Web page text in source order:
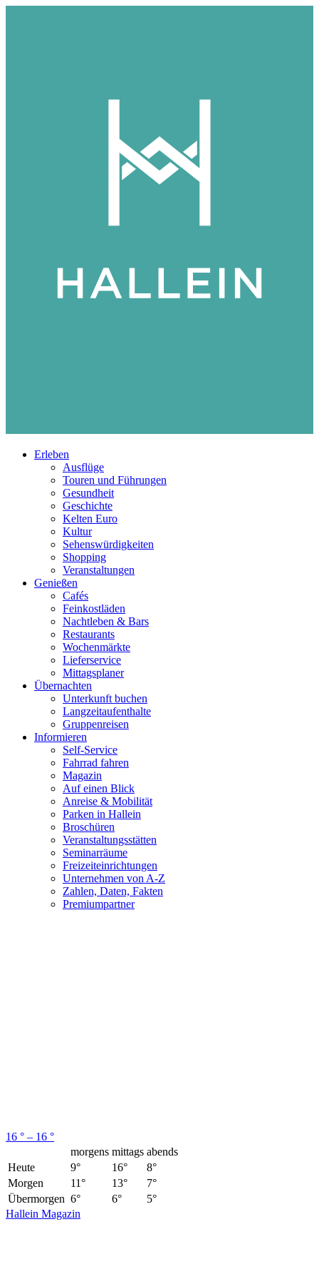
Erleben
Ausflüge
Touren und Führungen
Gesundheit
Geschichte
Kelten Euro
Kultur
Sehenswürdigkeiten
Shopping
Veranstaltungen
Genießen
Cafés
Feinkostläden
Nachtleben & Bars
Restaurants
Wochenmärkte
Lieferservice
Mittagsplaner
Übernachten
Unterkunft buchen
Langzeitaufenthalte
Gruppenreisen
Informieren
Self-Service
Fahrrad fahren
Magazin
Auf einen Blick
Anreise & Mobilität
Parken in Hallein
Broschüren
Veranstaltungsstätten
Seminarräume
Freizeiteinrichtungen
Unternehmen von A-Z
Zahlen, Daten, Fakten
Premiumpartner
16 ° – 16 °
morgens mittags abends
Heute
9° 16°
8°
Morgen
11° 13°
7°
Übermorgen 6° 6°
5°
Hallein Magazin